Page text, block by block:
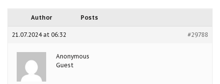
Author Posts
21.07.2024 at 06:32 #29788
Anonymous
Guest